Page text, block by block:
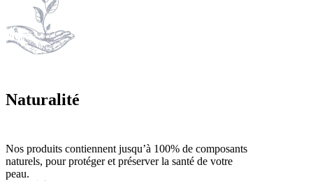
Naturalité
Nos produits contiennent jusqu’à 100% de composants
naturels, pour protéger et préserver la santé de votre
peau.